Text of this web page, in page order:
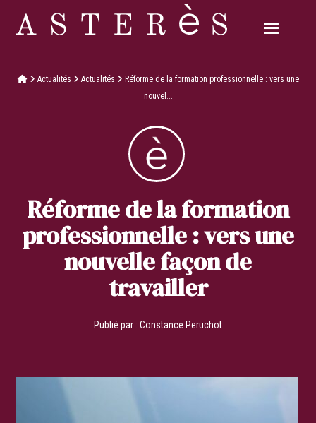
Actualités Actualités
Réforme de la formation professionnelle : vers une
nouvel...
Réforme de la formation
professionnelle : vers une
nouvelle façon de
travailler
Publié par : Constance Peruchot